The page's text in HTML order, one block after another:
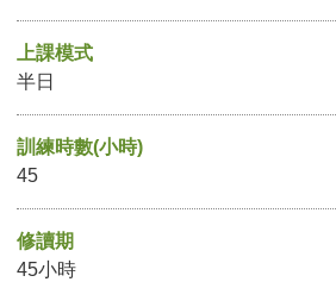
上課模式
半日
訓練時數(小時)
45
修讀期
45小時